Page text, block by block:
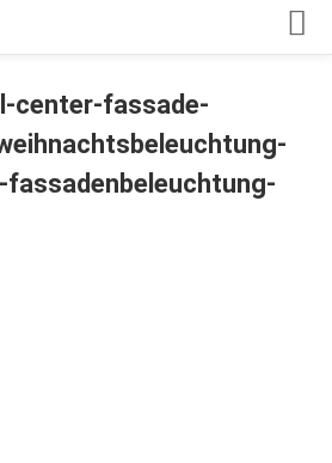
Dresden / Ostsachsen
center-fassade-